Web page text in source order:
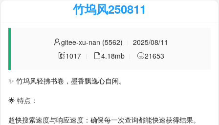
竹坞风250811
gitee-xu-nan (5562)
2025/08/11
1017
4.18mb 21653
✨ 竹坞风轻拂书卷，墨香飘逸心自闲。
🌟 特点：
超快搜索速度与响应速度：确保每一次查询都能快速获得结果。